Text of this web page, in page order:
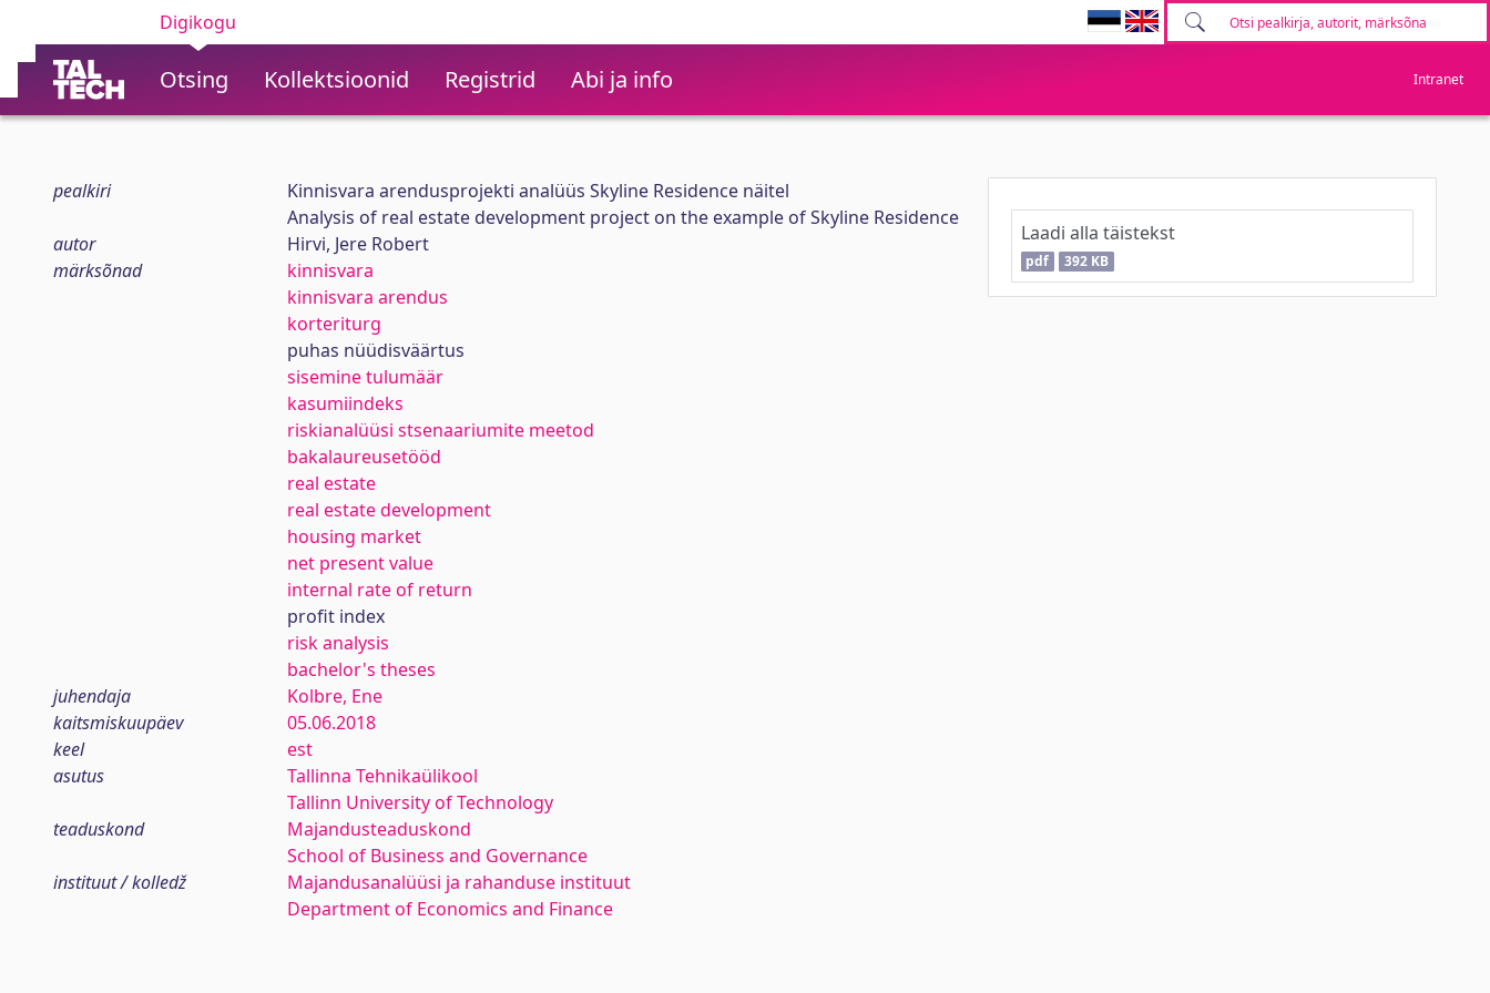
Digikogu
Otsing Kollektsioonid Registrid Abi ja info Intranet
pealkiri
Kinnisvara arendusprojekti analüüs Skyline Residence näitel
Analysis of real estate development project on the example of Skyline Residence
autor
Hirvi, Jere Robert
märksõnad
kinnisvara
kinnisvara arendus
korteriturg
puhas nüüdisväärtus
sisemine tulumäär
kasumiindeks
riskianalüüsi stsenaariumite meetod
bakalaureusetööd
real estate
real estate development
housing market
net present value
internal rate of return
profit index
risk analysis
bachelor's theses
juhendaja
Kolbre, Ene
kaitsmiskuupäev
05.06.2018
keel
est
asutus
Tallinna Tehnikaülikool
Tallinn University of Technology
teaduskond
Majandusteaduskond
School of Business and Governance
instituut / kolledž
Majandusanalüüsi ja rahanduse instituut
Department of Economics and Finance
Laadi alla täistekst
pdf 392 KB